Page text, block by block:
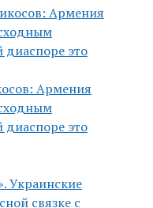
Армения
это